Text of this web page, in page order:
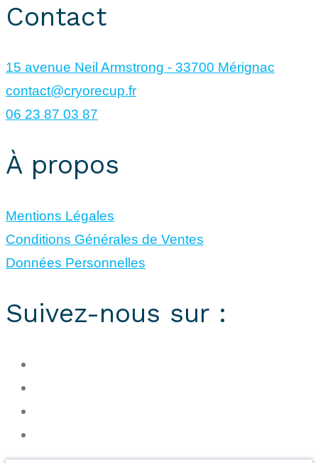
Contact
15 avenue Neil Armstrong - 33700 Mérignac
contact@cryorecup.fr
06 23 87 03 87
À propos
Mentions Légales
Conditions Générales de Ventes
Données Personnelles
Suivez-nous sur :